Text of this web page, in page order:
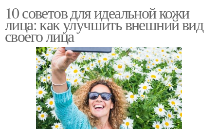
10 советов для идеальной кожи
лица: как улучшить внешний вид
своего лица